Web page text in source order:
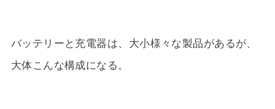
バッテリーと充電器は、大小様々な製品があるが、
大体こんな構成になる。